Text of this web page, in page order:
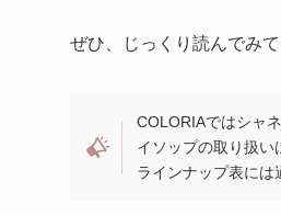
ぜひ、じっくり読んでみて
COLORIAではシャ
イソップの取り扱い
ラインナップ表には